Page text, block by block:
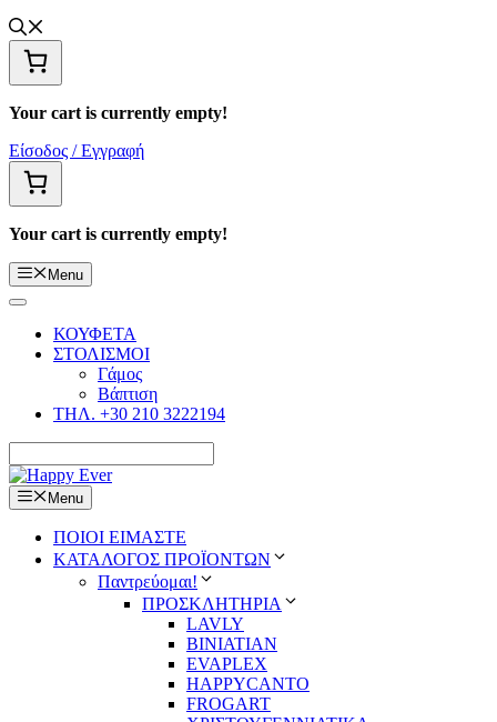
Your cart is currently empty!
Είσοδος / Εγγραφή
Your cart is currently empty!
Menu
ΚΟΥΦΕΤΑ
ΣΤΟΛΙΣΜΟΙ
Γάμος
Βάπτιση
ΤΗΛ. +30 210 3222194
Menu
ΠΟΙΟΙ ΕΙΜΑΣΤΕ
ΚΑΤΑΛΟΓΟΣ ΠΡΟΪΟΝΤΩΝ
Παντρεύομαι!
ΠΡΟΣΚΛΗΤΗΡΙΑ
LAVLY
BINIATIAN
EVAPLEX
HAPPYCANTO
FROGART